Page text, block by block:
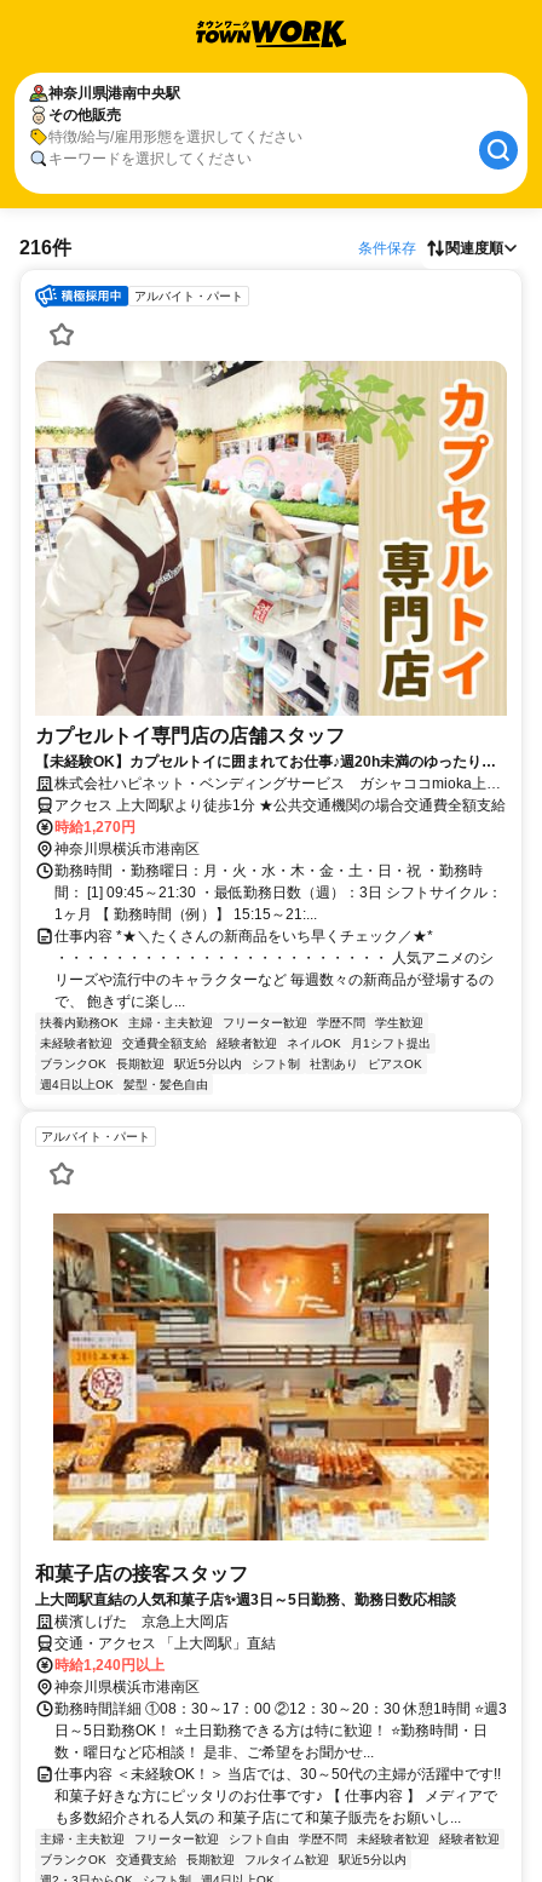
神奈川県港南中央駅
その他販売
特徴/給与/雇用形態を選択してください
キーワードを選択してください
216件 条件保存 関連度順
アルバイト・パート
カプセルトイ専門店の店舗スタッフ
【未経験OK】カプセルトイに囲まれてお仕事♪週20h未満のゆったり働
けるシフトです◎髪色自由・ネイル＆ピアスOK
株式会社ハピネット・ベンディングサービス ガシャココmioka上大
岡
アクセス 上大岡駅より徒歩1分 ★公共交通機関の場合交通費全額支給
時給1,270円
神奈川県横浜市港南区
勤務時間 ・勤務曜日：月・火・水・木・金・土・日・祝 ・勤務時
間： [1] 09:45～21:30 ・最低勤務日数（週）：3日 シフトサイクル：
1ヶ月 【 勤務時間（例）】 15:15～21:...
仕事内容 *★＼たくさんの新商品をいち早くチェック／★*
・・・・・・・・・・・・・・・・・・・・・・・ 人気アニメのシ
リーズや流行中のキャラクターなど 毎週数々の新商品が登場するの
で、 飽きずに楽し...
扶養内勤務OK 主婦・主夫歓迎 フリーター歓迎 学歴不問
学生歓迎
未経験者歓迎
交通費全額支給 経験者歓迎 ネイルOK
月1シフト提出
ブランクOK
長期歓迎 駅近5分以内 シフト制 社割あり
ピアスOK
週4日以上OK
髪型・髪色自由
アルバイト・パート
和菓子店の接客スタッフ
上大岡駅直結の人気和菓子店✨週3日～5日勤務、勤務日数応相談
横濱しげた 京急上大岡店
交通・アクセス 「上大岡駅」直結
時給1,240円以上
神奈川県横浜市港南区
勤務時間詳細 ①08：30～17：00 ②12：30～20：30 休憩1時間 ⭐週3
日～5日勤務OK！ ⭐土日勤務できる方は特に歓迎！ ⭐勤務時間・日
数・曜日など応相談！ 是非、ご希望をお聞かせ...
仕事内容 ＜未経験OK！＞ 当店では、30～50代の主婦が活躍中です!!
和菓子好きな方にピッタリのお仕事です♪ 【 仕事内容 】 メディアで
も多数紹介される人気の 和菓子店にて和菓子販売をお願いし...
主婦・主夫歓迎 フリーター歓迎 シフト自由 学歴不問 未経験者歓迎
経験者歓迎
ブランクOK
交通費支給 長期歓迎 フルタイム歓迎
駅近5分以内